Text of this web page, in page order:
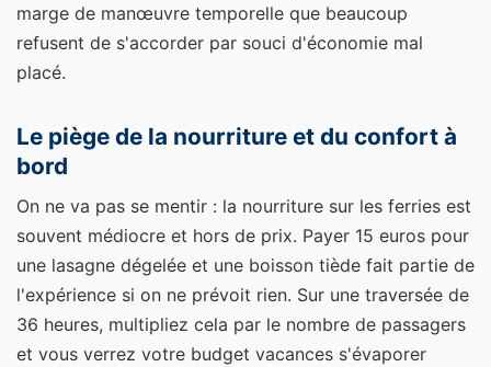
marge de manœuvre temporelle que beaucoup
refusent de s'accorder par souci d'économie mal
placé.
Le piège de la nourriture et du confort à
bord
On ne va pas se mentir : la nourriture sur les ferries est
souvent médiocre et hors de prix. Payer 15 euros pour
une lasagne dégelée et une boisson tiède fait partie de
l'expérience si on ne prévoit rien. Sur une traversée de
36 heures, multipliez cela par le nombre de passagers
et vous verrez votre budget vacances s'évaporer